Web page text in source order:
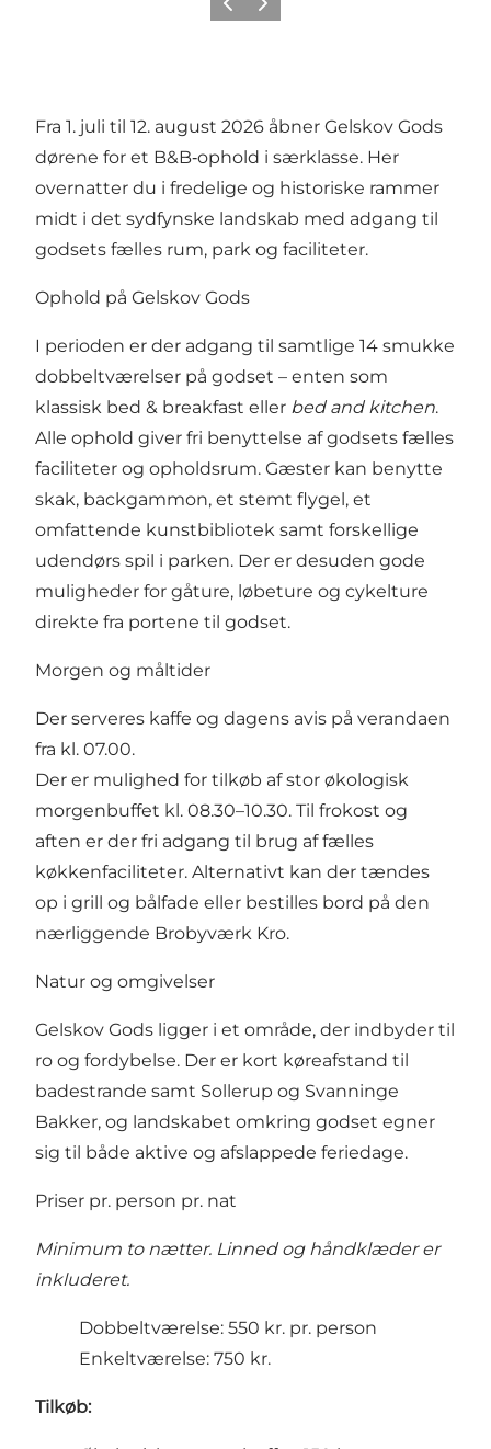
Forrige billede
Næste billede
Fra 1. juli til 12. august 2026 åbner Gelskov Gods
dørene for et B&B‑ophold i særklasse. Her
overnatter du i fredelige og historiske rammer
midt i det sydfynske landskab med adgang til
godsets fælles rum, park og faciliteter.
Ophold på Gelskov Gods
I perioden er der adgang til samtlige 14 smukke
dobbeltværelser på godset – enten som
klassisk bed & breakfast eller bed and kitchen.
Alle ophold giver fri benyttelse af godsets fælles
faciliteter og opholdsrum. Gæster kan benytte
skak, backgammon, et stemt flygel, et
omfattende kunstbibliotek samt forskellige
udendørs spil i parken. Der er desuden gode
muligheder for gåture, løbeture og cykelture
direkte fra portene til godset.
Morgen og måltider
Der serveres kaffe og dagens avis på verandaen
fra kl. 07.00.
Der er mulighed for tilkøb af stor økologisk
morgenbuffet kl. 08.30–10.30. Til frokost og
aften er der fri adgang til brug af fælles
køkkenfaciliteter. Alternativt kan der tændes
op i grill og bålfade eller bestilles bord på den
nærliggende Brobyværk Kro.
Natur og omgivelser
Gelskov Gods ligger i et område, der indbyder til
ro og fordybelse. Der er kort køreafstand til
badestrande samt Sollerup og Svanninge
Bakker, og landskabet omkring godset egner
sig til både aktive og afslappede feriedage.
Priser pr. person pr. nat
Minimum to nætter. Linned og håndklæder er
inkluderet.
Dobbeltværelse: 550 kr. pr. person
Enkeltværelse: 750 kr.
Tilkøb: